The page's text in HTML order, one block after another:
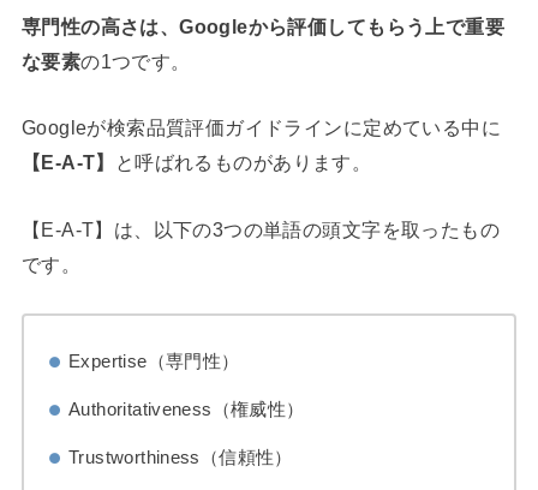
専門性の高さは、Googleから評価してもらう上で重要
な要素の1つです。
Googleが検索品質評価ガイドラインに定めている中に
【E-A-T】
と呼ばれるものがあります。
【E-A-T】は、以下の3つの単語の頭文字を取ったもの
です。
Expertise（専門性）
Authoritativeness（権威性）
Trustworthiness（信頼性）